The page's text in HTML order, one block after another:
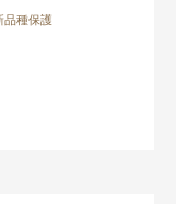
品種保護